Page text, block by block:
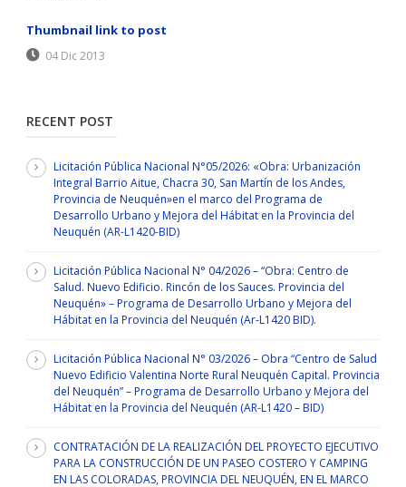
Thumbnail link to post
04 Dic 2013
RECENT POST
Licitación Pública Nacional N°05/2026: «Obra: Urbanización
Integral Barrio Aitue, Chacra 30, San Martín de los Andes,
Provincia de Neuquén»en el marco del Programa de
Desarrollo Urbano y Mejora del Hábitat en la Provincia del
Neuquén (AR-L1420-BID)
Licitación Pública Nacional N° 04/2026 – “Obra: Centro de
Salud. Nuevo Edificio. Rincón de los Sauces. Provincia del
Neuquén» – Programa de Desarrollo Urbano y Mejora del
Hábitat en la Provincia del Neuquén (Ar-L1420 BID).
Licitación Pública Nacional N° 03/2026 – Obra “Centro de Salud
Nuevo Edificio Valentina Norte Rural Neuquén Capital. Provincia
del Neuquén” – Programa de Desarrollo Urbano y Mejora del
Hábitat en la Provincia del Neuquén (AR-L1420 – BID)
CONTRATACIÓN DE LA REALIZACIÓN DEL PROYECTO EJECUTIVO
PARA LA CONSTRUCCIÓN DE UN PASEO COSTERO Y CAMPING
EN LAS COLORADAS, PROVINCIA DEL NEUQUÉN, EN EL MARCO